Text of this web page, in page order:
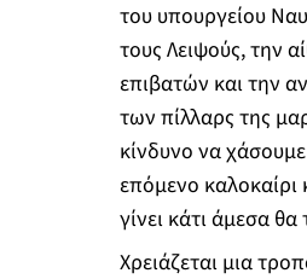
του υπουργείου
τους Λειψούς, την
επιβατών και την
των πίλλαρς της
κίνδυνο να
επόμενο καλοκαίρι
γίνει κάτι άμεσα
Χρειάζεται μια